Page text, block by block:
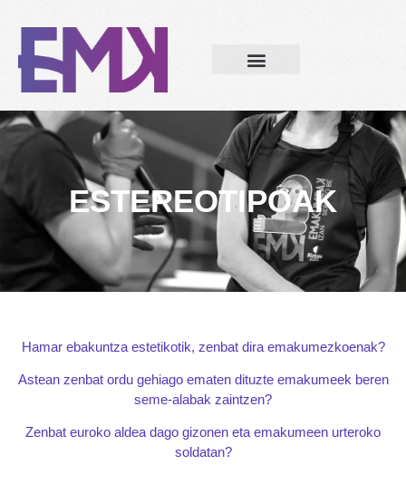
ESTEREOTIPOAK
Hamar ebakuntza estetikotik, zenbat dira emakumezkoenak?
Astean zenbat ordu gehiago ematen dituzte emakumeek beren
seme-alabak zaintzen?
Zenbat euroko aldea dago gizonen eta emakumeen urteroko
soldatan?